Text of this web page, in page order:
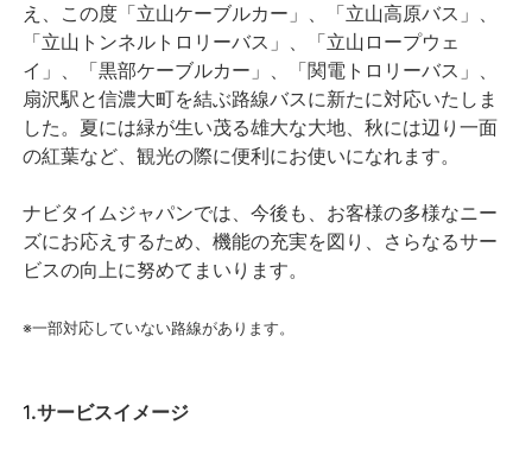
え、この度「立山ケーブルカー」、「立山高原バス」、
「立山トンネルトロリーバス」、「立山ロープウェ
イ」、「黒部ケーブルカー」、「関電トロリーバス」、
扇沢駅と信濃大町を結ぶ路線バスに新たに対応いたしま
した。夏には緑が生い茂る雄大な大地、秋には辺り一面
の紅葉など、観光の際に便利にお使いになれます。
ナビタイムジャパンでは、今後も、お客様の多様なニー
ズにお応えするため、機能の充実を図り、さらなるサー
ビスの向上に努めてまいります。
※一部対応していない路線があります。
1.サービスイメージ